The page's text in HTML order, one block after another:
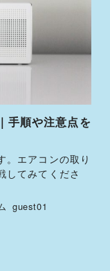
手順や注意点を
。エアコンの取り
してみてくださ
guest01